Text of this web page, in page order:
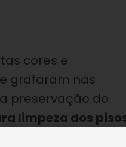
cores e
grafaram nas
preservação do
limpeza dos
de